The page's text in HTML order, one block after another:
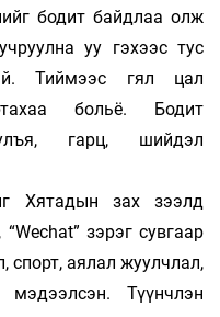
бодит байд­лаа олж
уу гэхээс тус
Тиймээс гял цал
больё. Бодит
гарц, ший­дэл
Хятадын зах зээлд
зэрэг сувгаар
спорт, аялал жуулчлал,
Түүнчлэн